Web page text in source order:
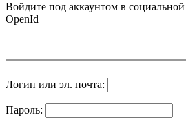
Войдите под аккаунтом в
OpenId
Логин или эл. почта:
Пароль: